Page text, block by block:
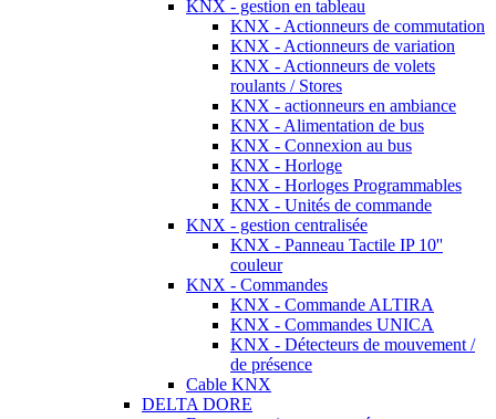
KNX - gestion en tableau
KNX - Actionneurs de commutation
KNX - Actionneurs de variation
KNX - Actionneurs de volets
roulants / Stores
KNX - actionneurs en ambiance
KNX - Alimentation de bus
KNX - Connexion au bus
KNX - Horloge
KNX - Horloges Programmables
KNX - Unités de commande
KNX - gestion centralisée
KNX - Panneau Tactile IP 10''
couleur
KNX - Commandes
KNX - Commande ALTIRA
KNX - Commandes UNICA
KNX - Détecteurs de mouvement /
de présence
Cable KNX
DELTA DORE